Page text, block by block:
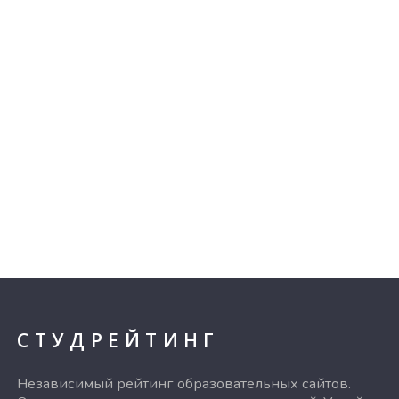
СТУДРЕЙТИНГ
Независимый рейтинг образовательных сайтов.